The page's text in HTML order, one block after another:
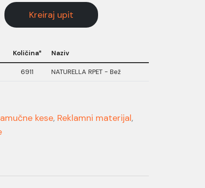
Kreiraj upit
Količina* Naziv
6911 NATURELLA RPET - Bež
kese, Reklamni materijal,